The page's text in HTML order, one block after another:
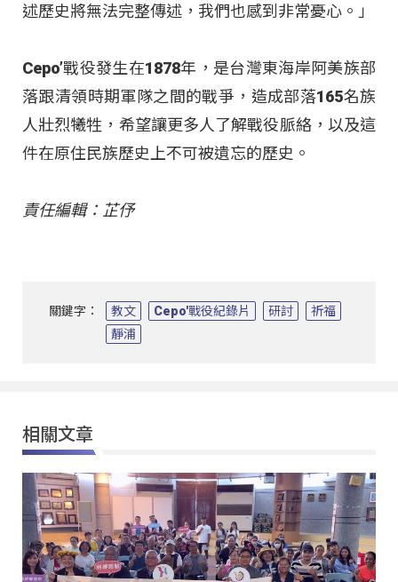
述歷史將無法完整傳述，我們也感到非常憂心。」
Cepo’戰役發生在1878年，是台灣東海岸阿美族部
落跟清領時期軍隊之間的戰爭，造成部落165名族
人壯烈犧牲，希望讓更多人了解戰役脈絡，以及這
件在原住民族歷史上不可被遺忘的歷史。
責任編輯：芷伃
關鍵字： 教文 Cepo'戰役紀錄片 研討
祈福
靜浦
相關文章